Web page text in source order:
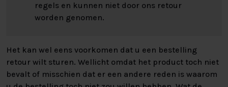
regels en kunnen niet door ons retour
worden genomen.
Het kan wel eens voorkomen dat u een bestelling
retour wilt sturen. Wellicht omdat het product toch niet
bevalt of misschien dat er een andere reden is waarom